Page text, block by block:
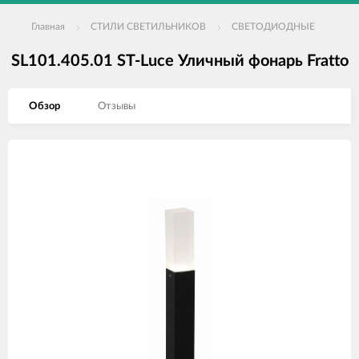
Главная СТИЛИ СВЕТИЛЬНИКОВ СВЕТОДИОДНЫЕ
SL101.405.01 ST-Luce Уличный фонарь Fratto
Обзор Отзывы